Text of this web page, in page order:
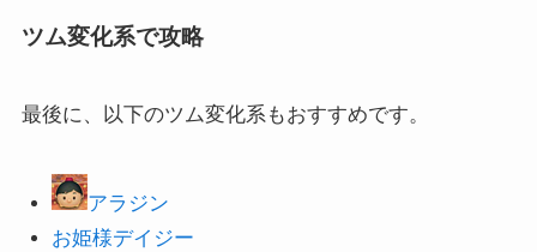
ツム変化系で攻略
最後に、以下のツム変化系もおすすめです。
アラジン
お姫様デイジー